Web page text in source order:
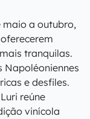
maio a outubro,
tranquilas.
Napoléoniennes
e desfiles.
reúne
vinícola